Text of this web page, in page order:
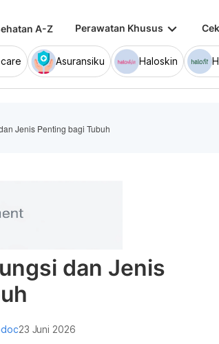
A-Z Perawatan Khusus keyboard_arrow_down
Asuransiku Haloskin
Jenis Penting bagi Tubuh
dan Jenis
23 Juni 2026